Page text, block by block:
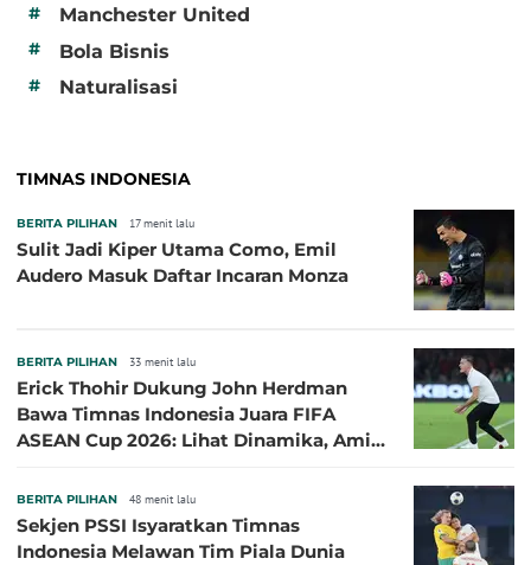
# Manchester United
# Bola Bisnis
# Naturalisasi
TIMNAS INDONESIA
BERITA PILIHAN 17 menit lalu
Sulit Jadi Kiper Utama Como, Emil
Audero Masuk Daftar Incaran Monza
BERITA PILIHAN 33 menit lalu
Erick Thohir Dukung John Herdman
Bawa Timnas Indonesia Juara FIFA
ASEAN Cup 2026: Lihat Dinamika, Amit-
BERITA PILIHAN 48 menit lalu
Sekjen PSSI Isyaratkan Timnas
Indonesia Melawan Tim Piala Dunia